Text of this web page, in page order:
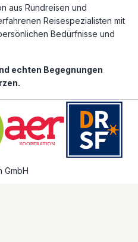
aus Rundreisen und
Reisespezialisten mit
Bedürfnisse und
echten Begegnungen